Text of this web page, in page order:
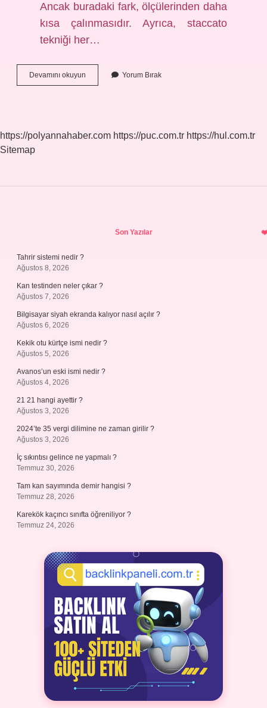
Ancak buradaki fark, ölçülerinden daha
kısa çalınmasıdır. Ayrıca, staccato
tekniği her…
Devamını okuyun
Nedir
Yorum Bırak
https://polyannahaber.com https://puc.com.tr https://hul.com.tr
Sitemap
Son Yazılar
Tahrir sistemi nedir ?
Ağustos 8, 2026
Kan testinden neler çıkar ?
Ağustos 7, 2026
Bilgisayar siyah ekranda kalıyor nasıl açılır ?
Ağustos 6, 2026
Kekik otu kürtçe ismi nedir ?
Ağustos 5, 2026
Avanos’un eski ismi nedir ?
Ağustos 4, 2026
21 21 hangi ayettir ?
Ağustos 3, 2026
2024’te 35 vergi dilimine ne zaman girilir ?
Ağustos 3, 2026
İç sıkıntısı gelince ne yapmalı ?
Temmuz 30, 2026
Tam kan sayımında demir hangisi ?
Temmuz 28, 2026
Karekök kaçıncı sınıfta öğreniliyor ?
Temmuz 24, 2026